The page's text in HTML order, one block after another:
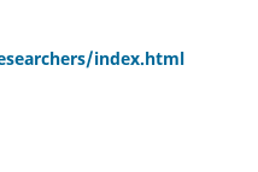
index.html